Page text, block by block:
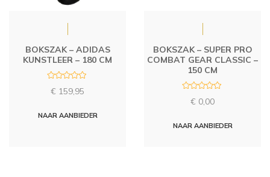
BOKSZAK – ADIDAS
KUNSTLEER – 180 CM
a
d
€ 159,95
NAAR AANBIEDER
BOKSZAK – SUPER PRO
COMBAT GEAR CLASSIC –
150 CM
d
€ 0,00
NAAR AANBIEDER